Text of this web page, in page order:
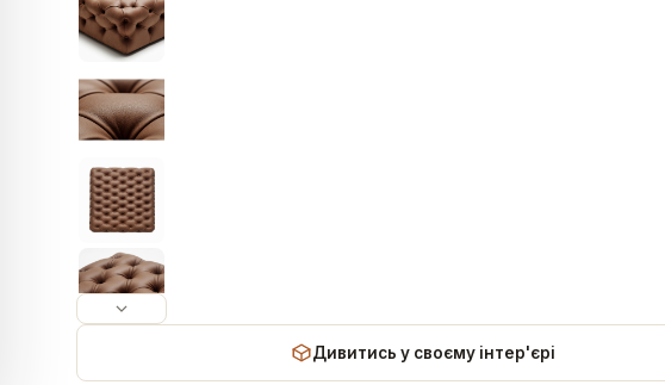
Дивитись у своєму інтер'єрі